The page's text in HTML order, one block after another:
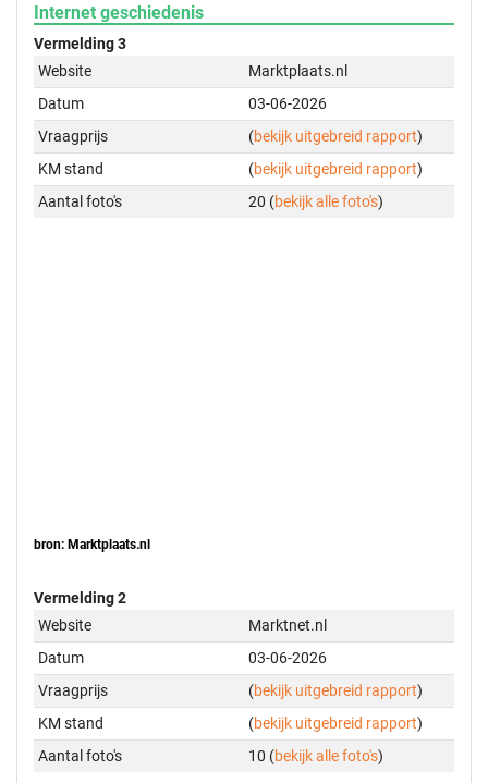
Internet geschiedenis
Vermelding 3
Website
Marktplaats.nl
Datum
03-06-2026
Vraagprijs
(bekijk uitgebreid rapport)
KM stand
(bekijk uitgebreid rapport)
Aantal foto's
20 (bekijk alle foto's)
bron: Marktplaats.nl
Vermelding 2
Website
Marktnet.nl
Datum
03-06-2026
Vraagprijs
(bekijk uitgebreid rapport)
KM stand
(bekijk uitgebreid rapport)
Aantal foto's
10 (bekijk alle foto's)